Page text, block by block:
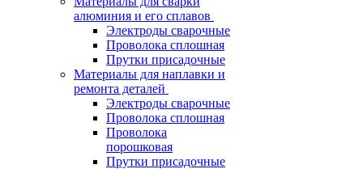
алюминия и его сплавов
Электроды сварочные
Проволока сплошная
Прутки присадочные
Материалы для наплавки и
ремонта деталей
Электроды сварочные
Проволока сплошная
Проволока
порошковая
Прутки присадочные